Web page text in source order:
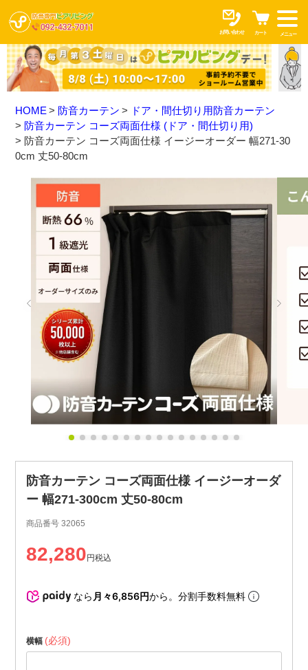
お問い合わせ カート メニュー
HOME 防音カーテン
ドア・間仕切り用防音カーテン
防音カーテン コーズ両面仕様 (ドア・間仕切り用)
防音カーテン コーズ両面仕様 イージーオーダー 幅271-30
0cm 丈50-80cm
防音カーテン コーズ両面仕様 イージーオーダ
ー 幅271-300cm 丈50-80cm
商品番号 32065
82,280 税込
なら 月々6,856円から。分割手数料無料
横幅 (必須)